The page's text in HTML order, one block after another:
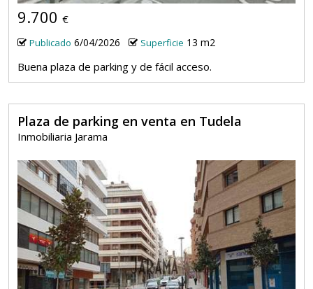
9.700 €
Publicado 6/04/2026 Superficie 13 m2
Buena plaza de parking y de fácil acceso.
Plaza de parking en venta en Tudela
Inmobiliaria Jarama